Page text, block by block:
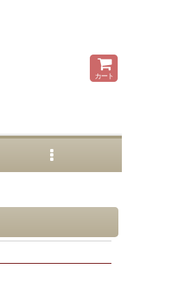
カート